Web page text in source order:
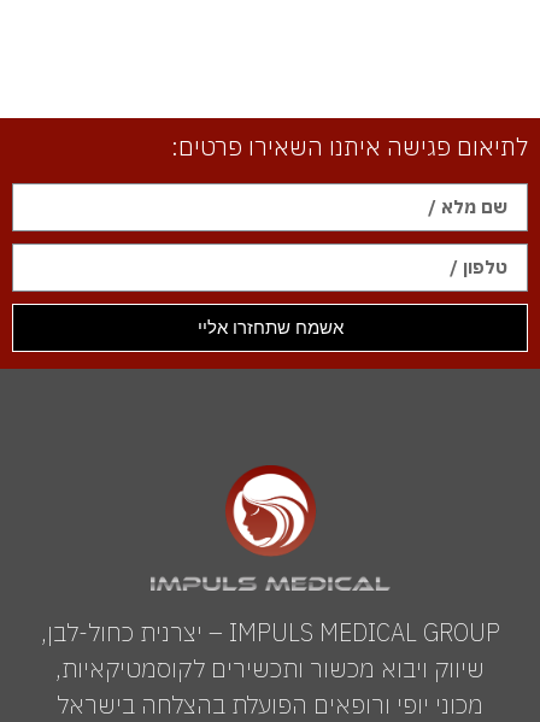
לתיאום פגישה איתנו השאירו פרטים:
אשמח שתחזרו אליי
IMPULS MEDICAL GROUP – יצרנית כחול-לבן,
שיווק ויבוא מכשור ותכשירים לקוסמטיקאיות,
מכוני יופי ורופאים הפועלת בהצלחה בישראל